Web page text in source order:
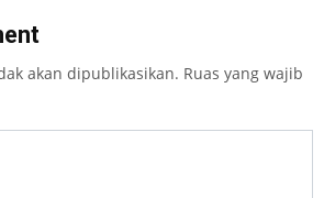
akan dipublikasikan. Ruas yang wajib